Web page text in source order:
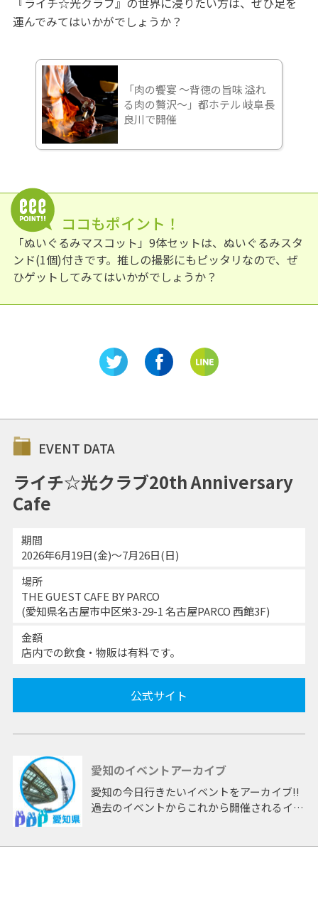
運んでみてはいかがでしょうか？
「肉の饗宴 ～背徳の旨味 溢れ
る肉の贅沢～」都ホテル 岐阜長
良川で開催
ココもポイント！
「ぬいぐるみマスコット」9体セットは、ぬいぐるみスタ
ンド(1個)付きです。推しの撮影にもピッタリなので、ぜ
ひゲットしてみてはいかがでしょうか？
EVENT DATA
ライチ☆光クラブ20th Anniversary
Cafe
期間
2026年6月19日(金)～7月26日(日)
場所
THE GUEST CAFE BY PARCO
(愛知県名古屋市中区栄3-29-1 名古屋PARCO 西館3F)
金額
店内での飲食・物販は有料です。
公式サイト
愛知のイベントアーカイブ
愛知の今日行きたいイベントをアーカイブ!!
過去のイベントからこれから開催されるイベ